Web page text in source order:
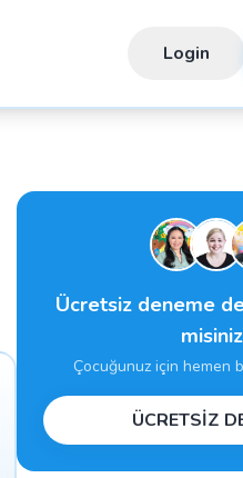
Login
Ücretsiz deneme
Çocuğunuz için hemen
ÜCRETSİZ